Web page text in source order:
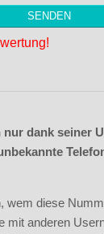
nur dank seiner
wem diese
mit anderen